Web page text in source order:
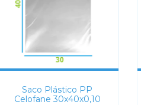
Saco Plástico PP
Celofane 30x40x0,10